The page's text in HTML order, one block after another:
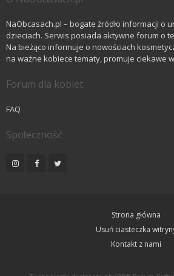
NaObcasach.pl – bogate źródło informacji o
dzieciach. Serwis posiada aktywne forum o
Na bieżąco informuje o nowościach
na ważne kobiece tematy, promuje ciekawe
Forum dla kobiet
FAQ
Społeczność
Strona główna
Usuń ciasteczka
Kontakt z nami